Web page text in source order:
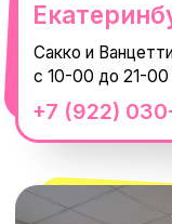
Сочи
Село Эстосадок, ТРЦ
Горная Карусель, 3
+7 (919) 374-04-04
смотреть в Яндекс.